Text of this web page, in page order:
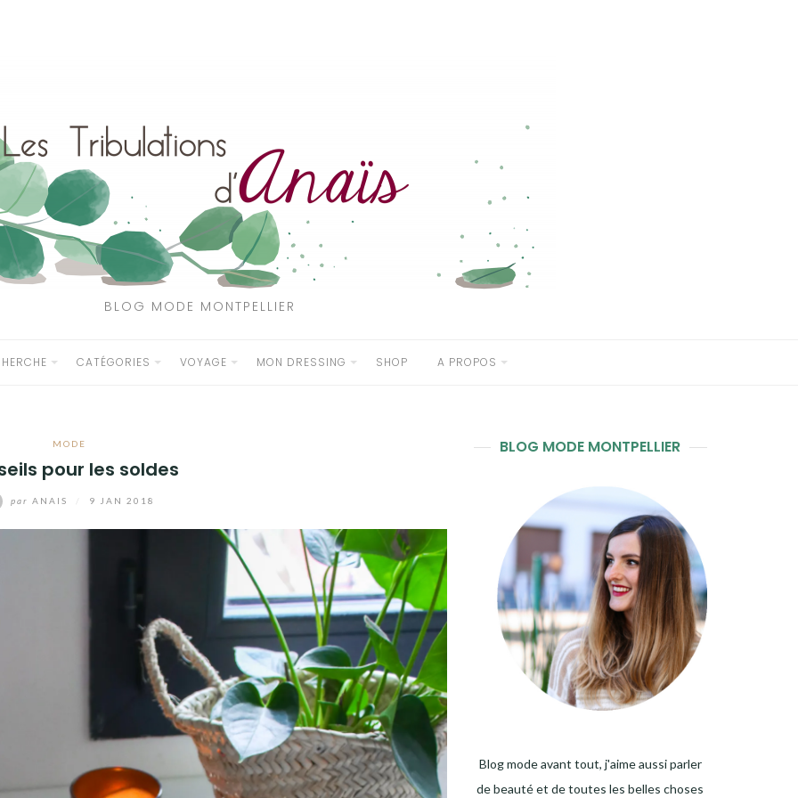
BLOG MODE MONTPELLIER
CATÉGORIES VOYAGE MON DRESSING SHOP A PROPOS
MODE
pour les soldes
par ANAIS 9 JAN 2018
BLOG MODE MONTPELLIER
Blog mode avant tout, j'aime aussi parler
de beauté et de toutes les belles choses